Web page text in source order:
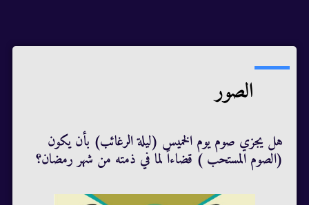
الصور
هل يجزي صوم يوم الخميس (ليلة الرغائب) بأن يكون
(الصوم المستحب ) قضاءاً لما في ذمته من شهر رمضان؟